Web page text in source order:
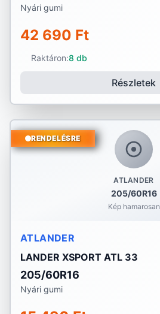
Nyári gumi
42 690 Ft
Raktáron:8 db
Részletek
ATLANDER
205/60R16
Kép hamarosan
RENDELÉSRE
ATLANDER
LANDER XSPORT ATL 33
205/60R16
Nyári gumi